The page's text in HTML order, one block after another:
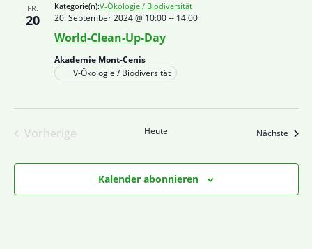
FR.
20
World-Clean-Up-Day
20. September 2024 @ 10:00-- 14:00
Kategorie(n):V-Ökologie / Biodiversität
Akademie Mont-Cenis
V-Ökologie / Biodiversität
Vorherige
Heute Nächste
Kalender abonnieren